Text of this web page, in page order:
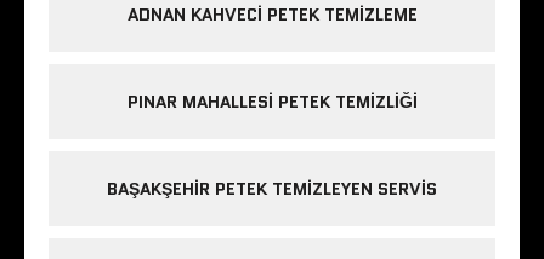
ADNAN KAHVECI PETEK TEMIZLEME
PINAR MAHALLESI PETEK TEMIZLIĞI
BAŞAKŞEHIR PETEK TEMIZLEYEN SERVIS